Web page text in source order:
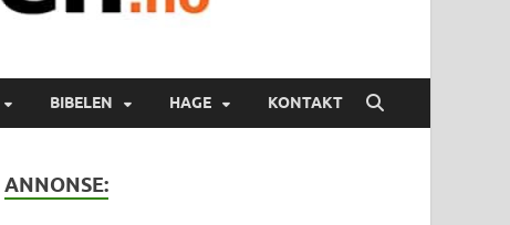
BIBELEN HAGE KONTAKT
ANNONSE: